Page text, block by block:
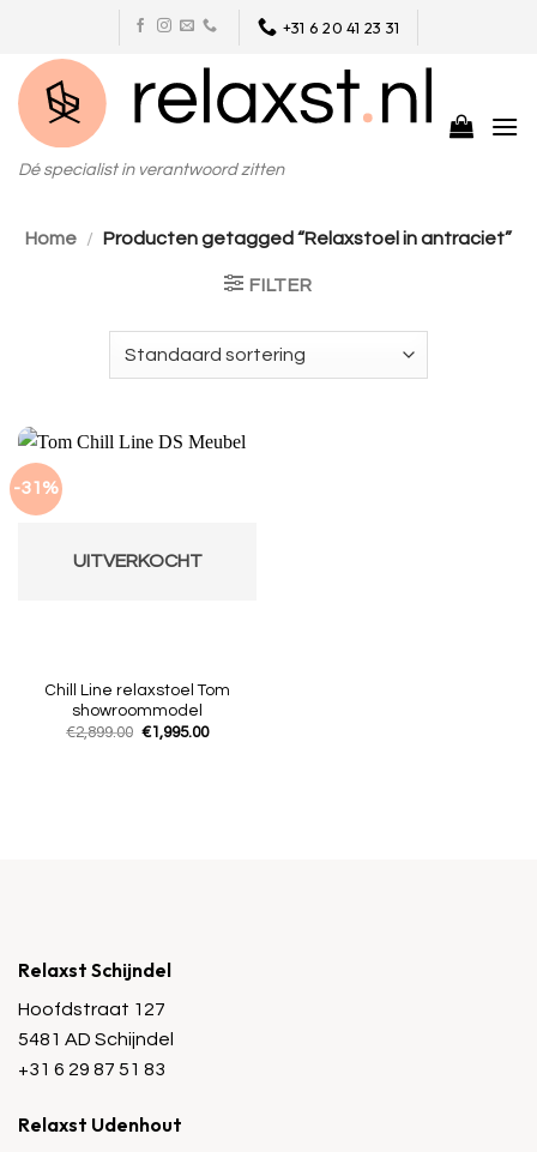
content
+31 6 20 41 23 31
Dé specialist in verantwoord zitten
Home / Producten getagged “Relaxstoel in antraciet”
FILTER
-31%
UITVERKOCHT
Chill Line relaxstoel Tom
showroommodel
€2,899.00 Oorspronkelijke
€1,995.00Huidige
Relaxst Schijndel
Hoofdstraat 127
5481 AD Schijndel
+31 6 29 87 51 83
Relaxst Udenhout